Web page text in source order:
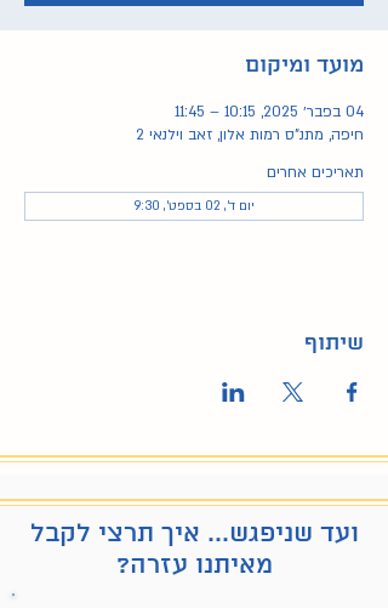
מועד ומיקום
04 בפבר׳ 2025, 10:15 – 11:45
חיפה, מתנ"ס רמות אלון, זאב וילנאי 2
תאריכים אחרים
יום ד׳, 02 בספט׳, 9:30
שיתוף
ועד שניפגש... איך תרצי לקבל
מאיתנו עזרה?